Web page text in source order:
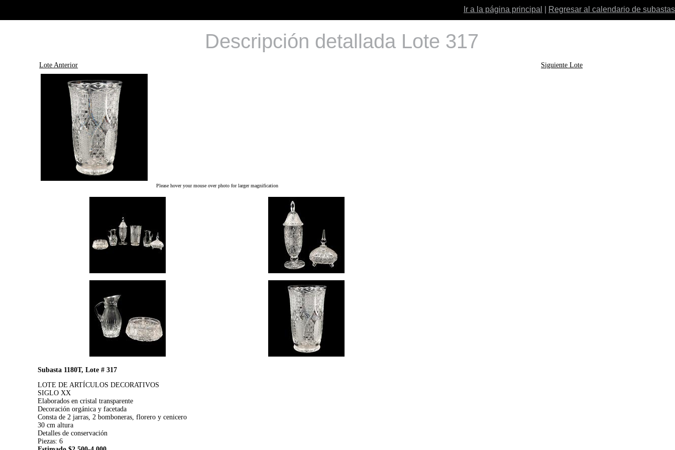
Ir a la página principal Regresar al calendario de subastas
Descripción detallada Lote 317
Lote Anterior Siguiente Lote
Please hover your mouse over photo for larger magnification
Subasta 1180T, Lote # 317
LOTE DE ARTÍCULOS DECORATIVOS
SIGLO XX
Elaborados en cristal transparente
Decoración orgánica y facetada
Consta de 2 jarras, 2 bomboneras, florero y cenicero
30 cm altura
Detalles de conservación
Piezas: 6